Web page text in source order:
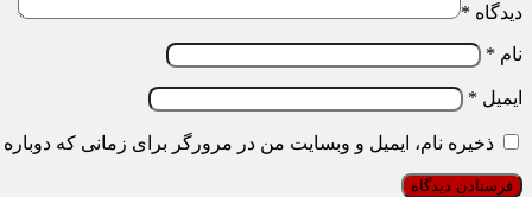
دیدگاه *
نام *
ایمیل *
ذخیره نام، ایمیل و وبسایت من در مرورگر برای زمانی که